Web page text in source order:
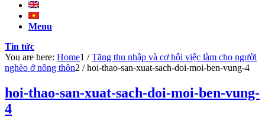
Menu
Tin tức
You are here: Home1 / Tăng thu nhập và cơ hội việc làm cho người
nghèo ở nông thôn2 / hoi-thao-san-xuat-sach-doi-moi-ben-vung-4
hoi-thao-san-xuat-sach-doi-moi-ben-vung-
4